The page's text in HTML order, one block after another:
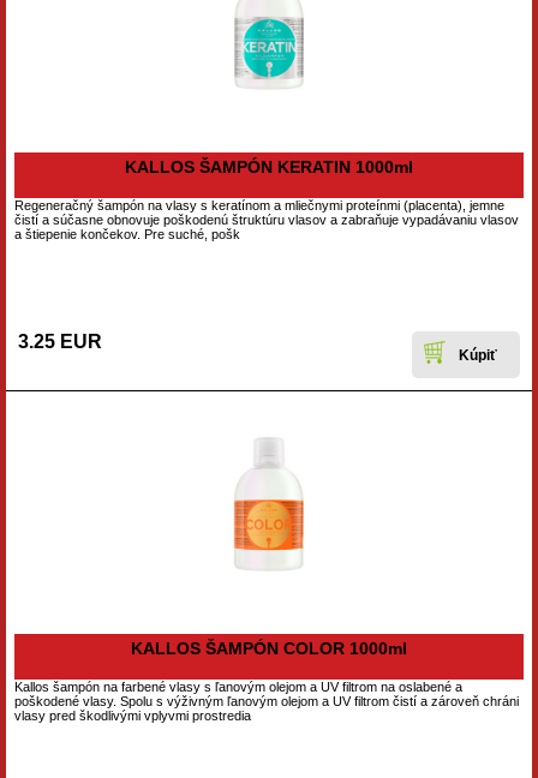
KALLOS ŠAMPÓN KERATIN 1000ml
Regeneračný šampón na vlasy s keratínom a mliečnymi proteínmi (placenta), jemne
čistí a súčasne obnovuje poškodenú štruktúru vlasov a zabraňuje vypadávaniu vlasov
a štiepenie končekov. Pre suché, pošk
3.25 EUR
KALLOS ŠAMPÓN COLOR 1000ml
Kallos šampón na farbené vlasy s ľanovým olejom a UV filtrom na oslabené a
poškodené vlasy. Spolu s výživným ľanovým olejom a UV filtrom čistí a zároveň chráni
vlasy pred škodlivými vplyvmi prostredia